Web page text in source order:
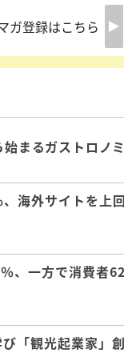
ガ登録はこちら
まるガストロノ
海外サイトを上
％、一方で消費
び「観光起業家